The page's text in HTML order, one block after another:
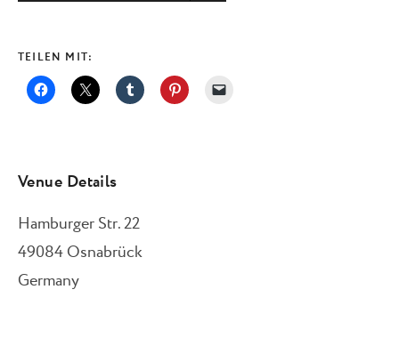
TEILEN MIT:
Venue Details
Hamburger Str. 22
49084Osnabrück
Germany